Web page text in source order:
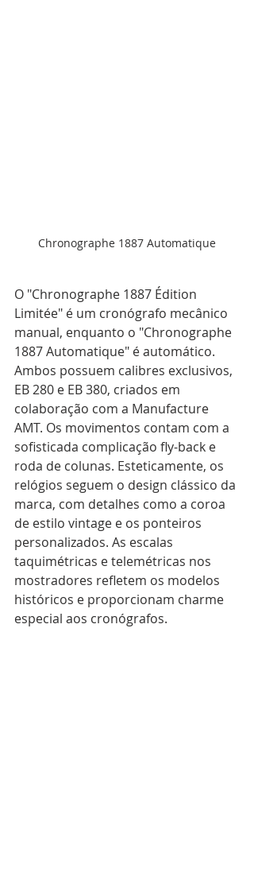
Chronographe 1887 Automatique
O "Chronographe 1887 Édition
Limitée" é um cronógrafo mecânico
manual, enquanto o "Chronographe
1887 Automatique" é automático.
Ambos possuem calibres exclusivos,
EB 280 e EB 380, criados em
colaboração com a Manufacture
AMT. Os movimentos contam com a
sofisticada complicação fly-back e
roda de colunas. Esteticamente, os
relógios seguem o design clássico da
marca, com detalhes como a coroa
de estilo vintage e os ponteiros
personalizados. As escalas
taquimétricas e telemétricas nos
mostradores refletem os modelos
históricos e proporcionam charme
especial aos cronógrafos.